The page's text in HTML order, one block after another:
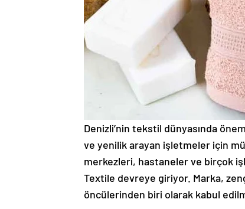
Denizli’nin tekstil dünyasında
ve yenilik arayan işletmeler için
merkezleri, hastaneler ve birçok
Textile devreye giriyor. Marka,
öncülerinden biri olarak kabul